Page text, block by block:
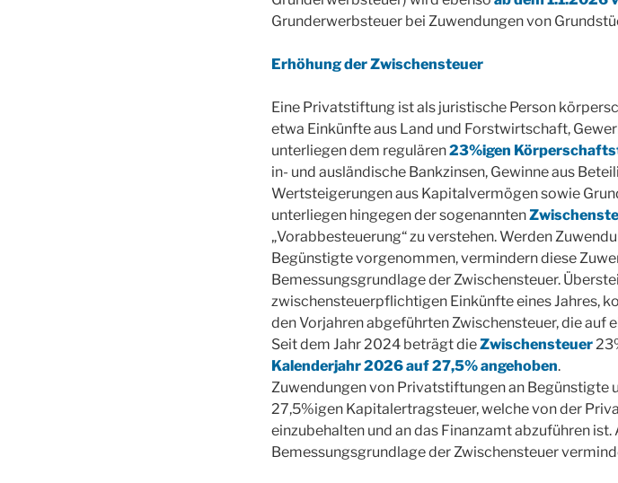
Grunderwerbsteuer bei Zuwendungen von
Erhöhung der Zwischensteuer
Eine Privatstiftung ist als juristische Person
etwa Einkünfte aus Land und Forstwirtschaft,
unterliegen dem regulären23%igen
in- und ausländische Bankzinsen, Gewinne aus
Wertsteigerungen aus Kapitalvermögen sowie
unterliegen hingegen der sogenannten
„Vorabbesteuerung“ zu verstehen. Werden
Begünstigte vorgenommen, vermindern diese
Bemessungsgrundlage der Zwischensteuer.
zwischensteuerpflichtigen Einkünfte eines Jahres,
den Vorjahren abgeführten Zwischensteuer, die auf
Seit dem Jahr 2024 beträgt dieZwischensteuer
Kalenderjahr 2026 auf 27,5% angehoben.
Zuwendungen von Privatstiftungen an Begünstigte
27,5%igen Kapitalertragsteuer, welche von der
einzubehalten und an das Finanzamt abzuführen
Bemessungsgrundlage der Zwischensteuer